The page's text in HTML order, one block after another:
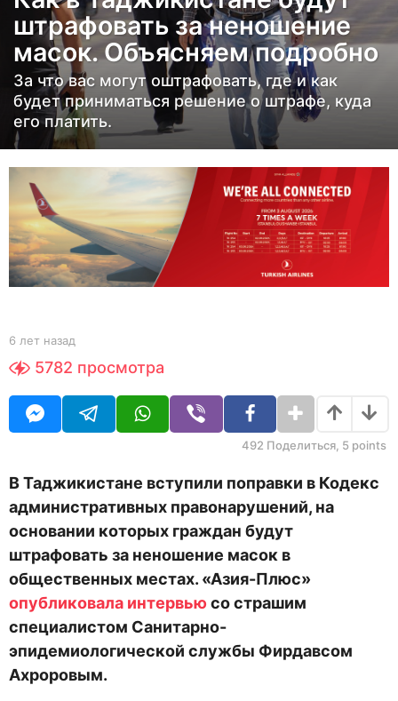
н
а
з
а
д
6
л
н
а
з
д
штрафовать за неношение
масок. Объясняем подробно
За что вас могут оштрафовать, где и как
будет приниматься решение о штрафе, куда
его платить.
b
Y
O
R
6 лет назад
е
н
5782 просмотра
492 Поделиться, 5 points
В Таджикистане вступили поправки в Кодекс
административных правонарушений, на
основании которых граждан будут
штрафовать за неношение масок в
общественных местах. «Азия-Плюс»
опубликовала интервью со страшим
специалистом Санитарно-
эпидемиологической службы Фирдавсом
Ахроровым.